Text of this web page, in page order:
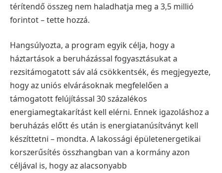
térítendő összeg nem haladhatja meg a 3,5 millió
forintot – tette hozzá.
Hangsúlyozta, a program egyik célja, hogy a
háztartások a beruházással fogyasztásukat a
rezsitámogatott sáv alá csökkentsék, és megjegyezte,
hogy az uniós elvárásoknak megfelelően a
támogatott felújítással 30 százalékos
energiamegtakarítást kell elérni. Ennek igazoláshoz a
beruházás előtt és után is energiatanúsítványt kell
készíttetni – mondta. A lakossági épületenergetikai
korszerűsítés összhangban van a kormány azon
céljával is, hogy az alacsonyabb